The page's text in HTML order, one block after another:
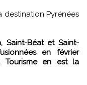
Pyrénées
Saint-Béat et Saint-
en février
Tourisme en est la